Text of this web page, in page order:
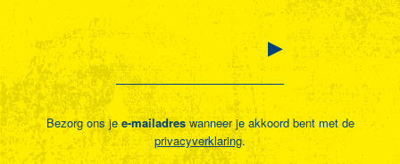
Bezorg ons je e-mailadreswanneer je akkoord bent met de
privacyverklaring.